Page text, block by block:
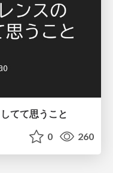
てて思うこと
0 260